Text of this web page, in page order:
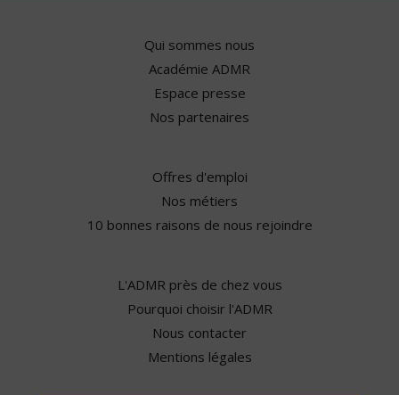
Qui sommes nous
Académie ADMR
Espace presse
Nos partenaires
Offres d'emploi
Nos métiers
10 bonnes raisons de nous rejoindre
L'ADMR près de chez vous
Pourquoi choisir l'ADMR
Nous contacter
Mentions légales